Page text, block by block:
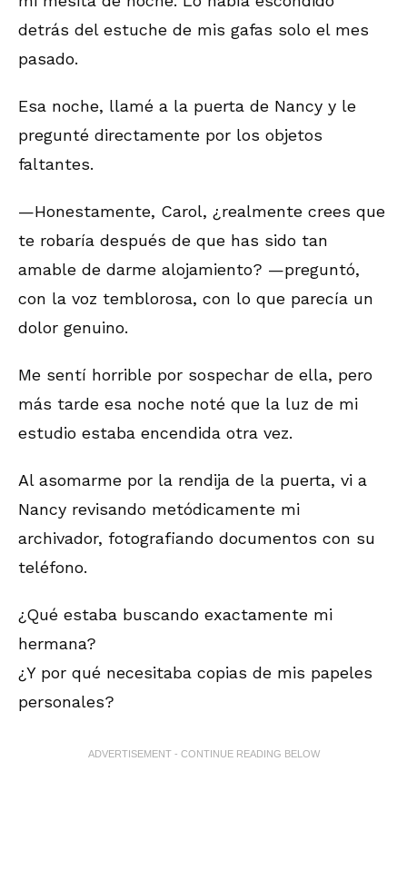
detrás del estuche de mis gafas solo el mes
pasado.
Esa noche, llamé a la puerta de Nancy y le
pregunté directamente por los objetos
faltantes.
—Honestamente, Carol, ¿realmente crees que
te robaría después de que has sido tan
amable de darme alojamiento? —preguntó,
con la voz temblorosa, con lo que parecía un
dolor genuino.
Me sentí horrible por sospechar de ella, pero
más tarde esa noche noté que la luz de mi
estudio estaba encendida otra vez.
Al asomarme por la rendija de la puerta, vi a
Nancy revisando metódicamente mi
archivador, fotografiando documentos con su
teléfono.
¿Qué estaba buscando exactamente mi
hermana?
¿Y por qué necesitaba copias de mis papeles
personales?
ADVERTISEMENT - CONTINUE READING BELOW